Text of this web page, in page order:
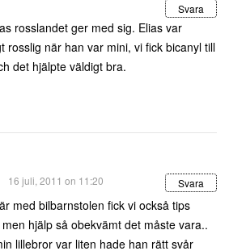
Svara
rosslandet ger med sig. Elias var
rosslig när han var mini, vi fick bicanyl till
det hjälpte väldigt bra.
16 juli, 2011 on 11:20 Svara
med bilbarnstolen fick vi också tips
hjälp så obekvämt det måste vara..
lillebror var liten hade han rätt svår